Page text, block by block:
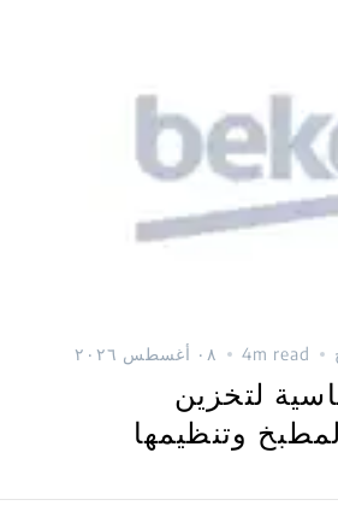
4m read ٠٨ أغسطس ٢٠٢٦
لتخزين
وتنظيمها